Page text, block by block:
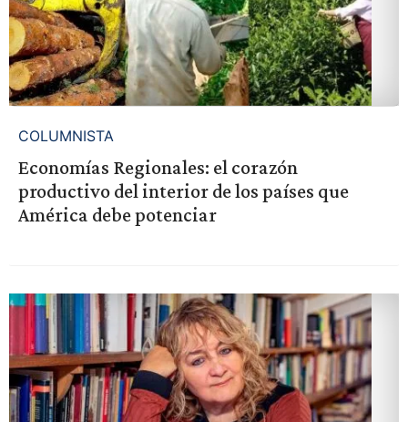
COLUMNISTA
Economías Regionales: el corazón
productivo del interior de los países que
América debe potenciar